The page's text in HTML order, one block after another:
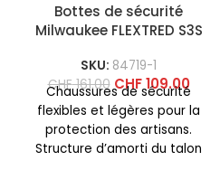
Bottes de sécurité
Milwaukee FLEXTRED S3S
SKU: 84719-1
CHF161.00 CHF109.00
Chaussures de sécurité
flexibles et légères pour la
protection des artisans.
Structure d’amorti du talon